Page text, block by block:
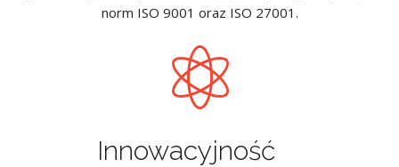
norm ISO 9001 oraz ISO 27001.
Innowacyjność